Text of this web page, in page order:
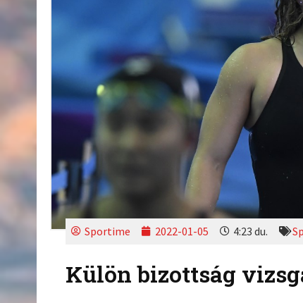
Sportime 2022-01-05 4:23 du.
Külön bizottság